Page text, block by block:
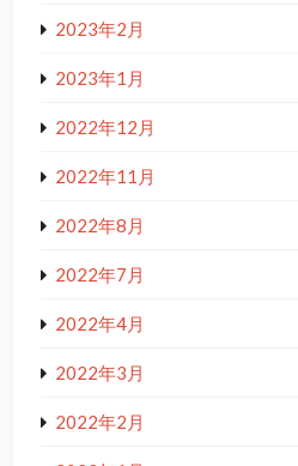
2023年2月
2023年1月
2022年12月
2022年11月
2022年8月
2022年7月
2022年4月
2022年3月
2022年2月